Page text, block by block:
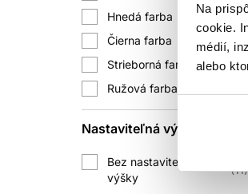
Na
cookie.
médií,
alebo
Hnedá farba
1
Čierna farba
44
Strieborná farba
8
Ružová farba
Nastaviteľná výška
Bez nastaviteľnej
výšky
11